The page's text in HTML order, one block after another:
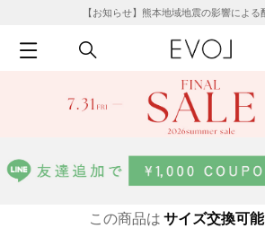
【お知らせ】熊本地域地震の影響による
この商品は サイズ交換可能